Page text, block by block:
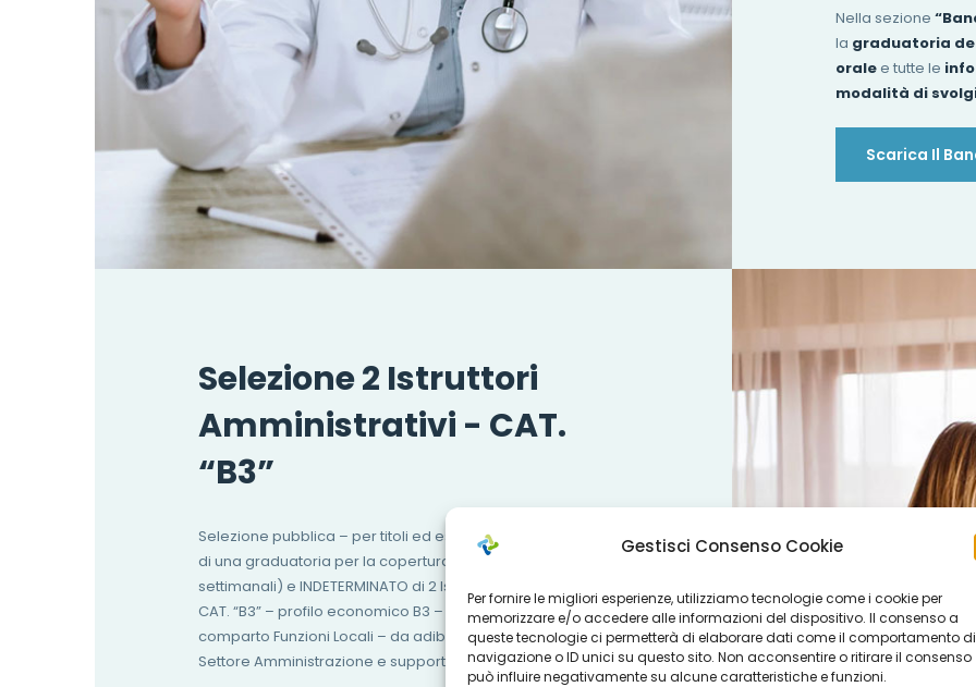
Gestisci Consenso Cookie
Per fornire le migliori esperienze, utilizziamo tecnologie come i cookie per
memorizzare e/o accedere alle informazioni del dispositivo. Il consenso a
queste tecnologie ci permetterà di elaborare dati come il comportamento di
navigazione o ID unici su questo sito. Non acconsentire o ritirare il consenso
può influire negativamente su alcune caratteristiche e funzioni.
Nella sezione
la graduatoria
orale e tutte le
modalità di
Scarica Il
Selezione 2 Istruttori
Amministrativi - CAT.
“B3”
Selezione pubblica – per titoli ed esami - per la formazione
di una graduatoria per la copertura a tempo pieno (36 ore
settimanali) e INDETERMINATO di 2 Istruttori Amministrativi -
CAT. “B3” – profilo economico B3 – C.C.N.L. del personale del
comparto Funzioni Locali – da adibire prioritariamente al
Settore Amministrazione e supporto all’Ufficio di Piano